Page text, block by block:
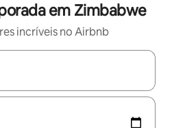
em Zimbabwe
incríveis no Airbnb
disponíveis, explore-os